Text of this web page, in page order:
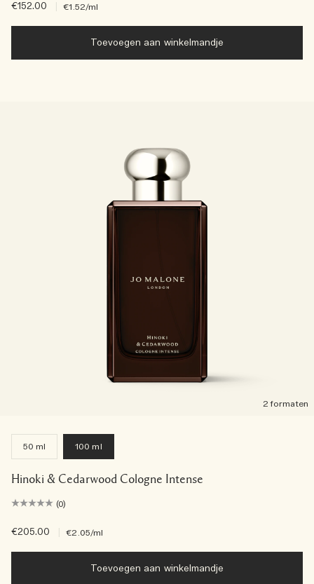
€152.00 €1.52/ml
Toevoegen aan winkelmandje
2 formaten
50 ml 100 ml
Hinoki & Cedarwood Cologne Intense
(0)
€205.00 €2.05/ml
Toevoegen aan winkelmandje